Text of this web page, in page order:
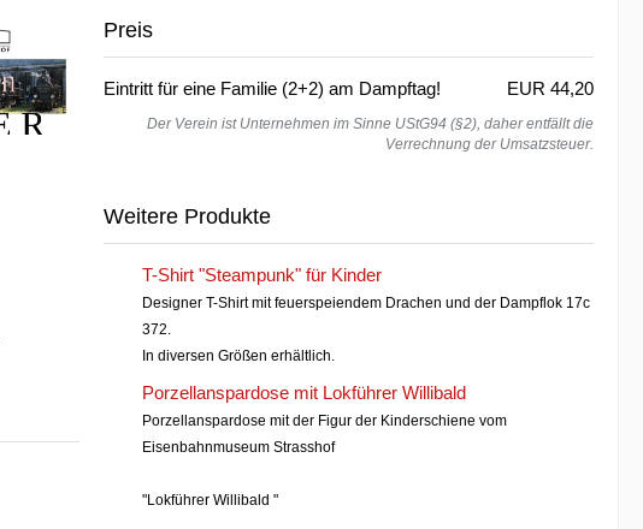
Preis
Eintritt für eine Familie (2+2) am Dampftag! EUR 44,20
Der Verein ist Unternehmen im Sinne UStG94 (§2), daher entfällt die
Verrechnung der Umsatzsteuer.
Weitere Produkte
T-Shirt "Steampunk" für Kinder
Designer T-Shirt mit feuerspeiendem Drachen und der Dampflok 17c
372.
In diversen Größen erhältlich.
Porzellanspardose mit Lokführer Willibald
Porzellanspardose mit der Figur der Kinderschiene vom
Eisenbahnmuseum Strasshof
"Lokführer Willibald "